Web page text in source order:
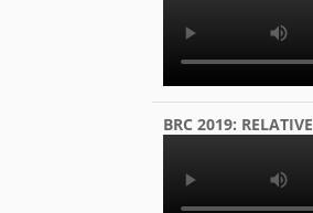
BRC 2019: RELATIVE